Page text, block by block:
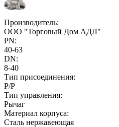
Производитель:
ООО "Торговый Дом АДЛ"
PN:
40-63
DN:
8-40
Тип присоединения:
Р/Р
Тип управления:
Рычаг
Материал корпуса:
Сталь нержавеющая